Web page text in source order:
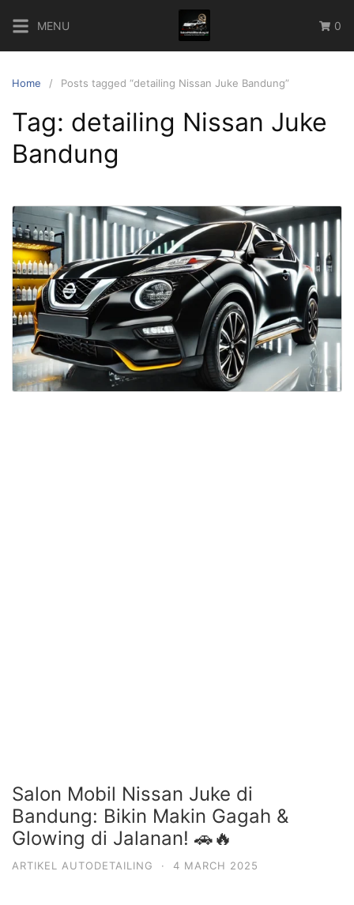
content
MENU 0
Home Posts tagged “detailing Nissan Juke Bandung”
Tag: detailing Nissan Juke
Bandung
Salon Mobil Nissan Juke di
Bandung: Bikin Makin Gagah &
Glowing di Jalanan! 🚗🔥
ARTIKEL AUTODETAILING · 4 MARCH 2025